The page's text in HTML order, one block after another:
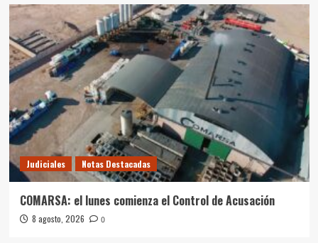
Judiciales Notas Destacadas
COMARSA: el lunes comienza el Control de Acusación
8 agosto, 2026 0